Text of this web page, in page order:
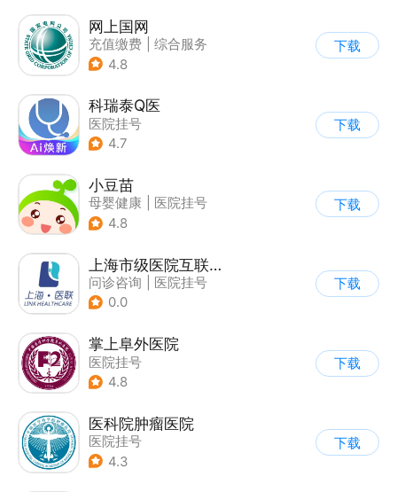
网上国网
充值缴费
综合服务
4.8
下载
科瑞泰Q医
医院挂号
4.7
下载
小豆苗
母婴健康
医院挂号
4.8
下载
上海市级医院互联网总平台
问诊咨询
医院挂号
| 运动社区
0.0
下载
掌上阜外医院
医院挂号
4.8
下载
医科院肿瘤医院
医院挂号
4.3
下载